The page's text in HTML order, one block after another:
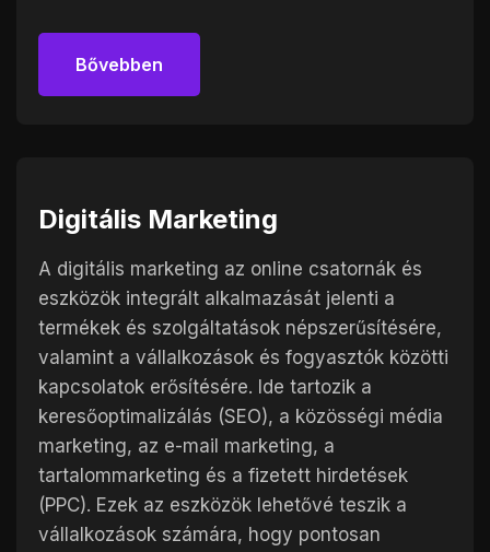
Bővebben
Digitális Marketing
A digitális marketing az online csatornák és
eszközök integrált alkalmazását jelenti a
termékek és szolgáltatások népszerűsítésére,
valamint a vállalkozások és fogyasztók közötti
kapcsolatok erősítésére. Ide tartozik a
keresőoptimalizálás (SEO), a közösségi média
marketing, az e-mail marketing, a
tartalommarketing és a fizetett hirdetések
(PPC). Ezek az eszközök lehetővé teszik a
vállalkozások számára, hogy pontosan